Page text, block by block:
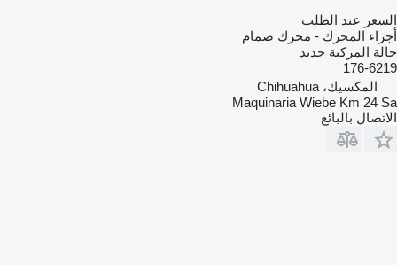
السعر عند الطلب
أجزاء المحرك - محرك صمام
حالة المركبة جديد
176-6219
المكسيك، Chihuahua
Maquinaria Wiebe Km 24 Sa
الاتصال بالبائع